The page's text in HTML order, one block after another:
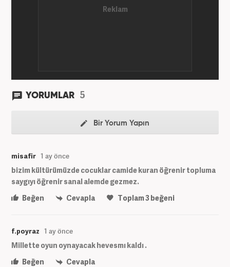
YORUMLAR 5
Bir Yorum Yapın
misafir 1 ay önce
bizim kültürümüzde cocuklar camide kuran öğrenir topluma
saygıyı öğrenir sanal alemde gezmez.
Beğen
Cevapla Toplam3beğeni
f.poyraz 1 ay önce
Millette oyun oynayacak hevesmı kaldı .
Beğen
Cevapla